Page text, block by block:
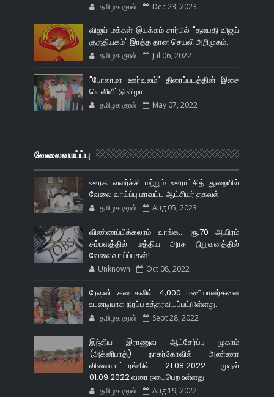
தமிழக குரல் Dec 23, 2023
விஜய் மக்கள் இயக்கம் சார்பில் "தளபதி விஜய்
குருதியகம்" இரத்த தான செயலி அறிமுகம்.
தமிழக குரல் Jul 06, 2022
"போலாமா ஊர்வலம்" திரைப்படத்தின் இசை
வெளியீட்டு விழா.
தமிழக குரல் May 07, 2022
வேலைவாய்ப்பு
ஊரக வளர்ச்சி மற்றும் ஊராட்சித் துறையில்
வேலை வாய்ப்பு மாவட்ட ஆட்சியர் தகவல்.
தமிழக குரல் Aug 05, 2023
விண்ணப்பிக்கலாம் வாங்க... ரூ.70 ஆயிரம்
சம்பளத்தில் மத்திய அரசு நிறுவனத்தில்
வேலைவாய்ப்புகள்!
Unknown Oct 08, 2022
ரேஷன் கடைகளில் 4,000 பணியாளர்களை
உடனடியாக நிரப்ப உத்தரவிடப்பட்டுள்ளது.
தமிழக குரல் Sept 28, 2022
இந்திய இராணுவ ஆட்சேர்ப்பு முகாம்
(அக்னிபாத்) நாகர்கோவில் அண்ணா
விளையாட்டரங்கில் 21.08.2022 முதல்
01.09.2022 வரை நடைபெற உள்ளது.
தமிழக குரல் Aug 19, 2022